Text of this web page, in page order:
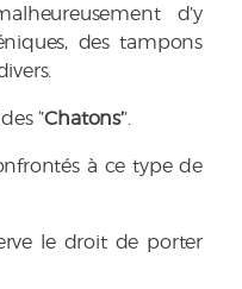
d’y
des tampons
‘’Chatons’’.
à ce type de
le droit de porter